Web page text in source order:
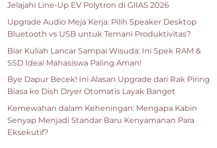
Jelajahi Line-Up EV Polytron di GIIAS 2026
Upgrade Audio Meja Kerja: Pilih Speaker Desktop
Bluetooth vs USB untuk Temani Produktivitas?
Biar Kuliah Lancar Sampai Wisuda: Ini Spek RAM &
SSD Ideal Mahasiswa Paling Aman!
Bye Dapur Becek! Ini Alasan Upgrade dari Rak Piring
Biasa ke Dish Dryer Otomatis Layak Banget
Kemewahan dalam Keheningan: Mengapa Kabin
Senyap Menjadi Standar Baru Kenyamanan Para
Eksekutif?